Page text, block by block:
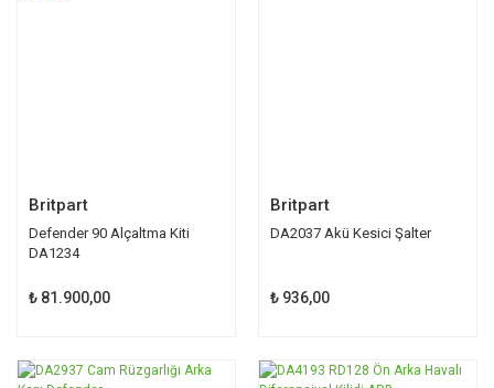
Britpart
Defender 90 Alçaltma Kiti
DA1234
₺ 81.900,00
Britpart
DA2037 Akü Kesici Şalter
₺ 936,00